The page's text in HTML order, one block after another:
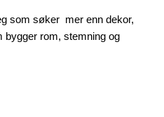
som søker mer enn dekor,
rom, stemning og